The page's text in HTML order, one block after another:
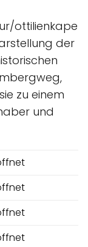
ottilienkape
der
zu einem
und